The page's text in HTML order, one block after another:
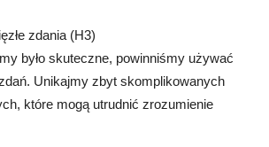
zdania (H3)
było skuteczne, powinniśmy używać
Unikajmy zbyt skomplikowanych
które mogą utrudnić zrozumienie